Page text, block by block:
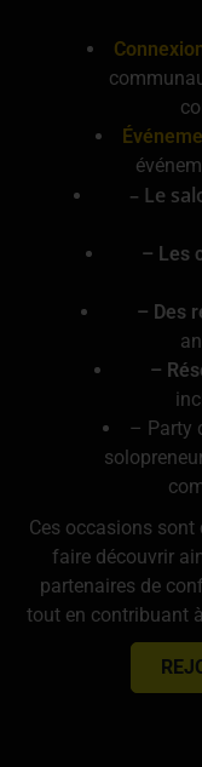
– Le
– Les
– Des
–
– Party
Ces occasions
faire découvrir
partenaires de
tout en contribuant